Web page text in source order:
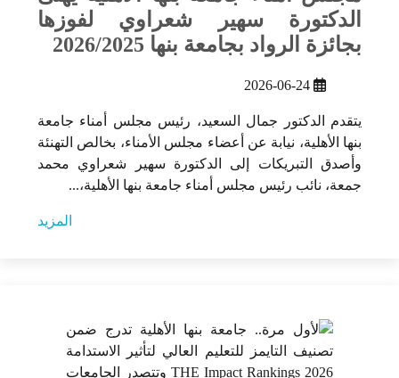
الدكتورة سهير شعراوي لفوزها
بجائزة الرواد بجامعة بنها 2026/2025
2026-06-24
يتقدم الدكتور جمال السعيد، رئيس مجلس أمناء جامعة
بنها الأهلية، نيابة عن أعضاء مجلس الأمناء، بخالص التهنئة
وأصدق التبريكات إلى الدكتورة سهير شعراوي محمد
جمعة، نائب رئيس مجلس أمناء جامعة بنها الأهلية،...
المزيد